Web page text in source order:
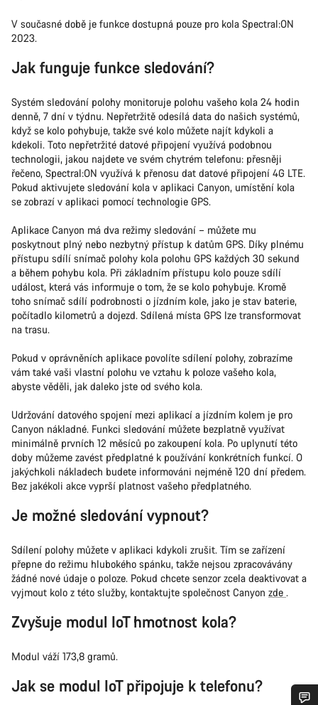
V současné době je funkce dostupná pouze pro kola Spectral:ON
2023.
Jak funguje funkce sledování?
Systém sledování polohy monitoruje polohu vašeho kola 24 hodin
denně, 7 dní v týdnu. Nepřetržitě odesílá data do našich systémů,
když se kolo pohybuje, takže své kolo můžete najít kdykoli a
kdekoli. Toto nepřetržité datové připojení využívá podobnou
technologii, jakou najdete ve svém chytrém telefonu: přesněji
řečeno, Spectral:ON využívá k přenosu dat datové připojení 4G LTE.
Pokud aktivujete sledování kola v aplikaci Canyon, umístění kola
se zobrazí v aplikaci pomocí technologie GPS.
Aplikace Canyon má dva režimy sledování – můžete mu
poskytnout plný nebo nezbytný přístup k datům GPS. Díky plnému
přístupu sdílí snímač polohy kola polohu GPS každých 30 sekund
a během pohybu kola. Při základním přístupu kolo pouze sdílí
událost, která vás informuje o tom, že se kolo pohybuje. Kromě
toho snímač sdílí podrobnosti o jízdním kole, jako je stav baterie,
počítadlo kilometrů a dojezd. Sdílená místa GPS lze transformovat
na trasu.
Pokud v oprávněních aplikace povolíte sdílení polohy, zobrazíme
vám také vaši vlastní polohu ve vztahu k poloze vašeho kola,
abyste věděli, jak daleko jste od svého kola.
Udržování datového spojení mezi aplikací a jízdním kolem je pro
Canyon nákladné. Funkci sledování můžete bezplatně využívat
minimálně prvních 12 měsíců po zakoupení kola. Po uplynutí této
doby můžeme zavést předplatné k používání konkrétních funkcí. O
jakýchkoli nákladech budete informováni nejméně 120 dní předem.
Bez jakékoli akce vyprší platnost vašeho předplatného.
Je možné sledování vypnout?
Sdílení polohy můžete v aplikaci kdykoli zrušit. Tím se zařízení
přepne do režimu hlubokého spánku, takže nejsou zpracovávány
žádné nové údaje o poloze. Pokud chcete senzor zcela deaktivovat a
vyjmout kolo z této služby, kontaktujte společnost Canyon zde .
Zvyšuje modul IoT hmotnost kola?
Modul váží 173,8 gramů.
Jak se modul IoT připojuje k telefonu?